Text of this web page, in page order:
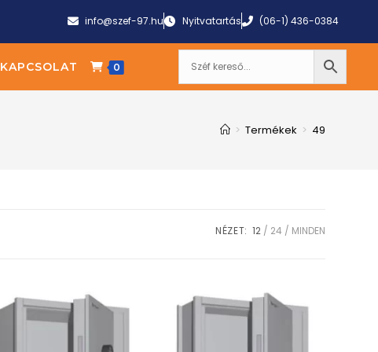
info@szef-97.hu Nyitvatartás (06-1) 436-0384
KAPCSOLAT 0
> Termékek > 49
NÉZET: 12 24 MINDEN